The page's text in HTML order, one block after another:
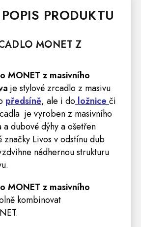
PRODUKTU
MONET Z
MONET z masivního
je stylové zrcadlo z masivu
předsíně, ale i do ložnice či
je vyroben z masivního
dubové dýhy a ošetřen
značky Livos v odstínu dub
nádhernou strukturu
MONET z masivního
kombinovat